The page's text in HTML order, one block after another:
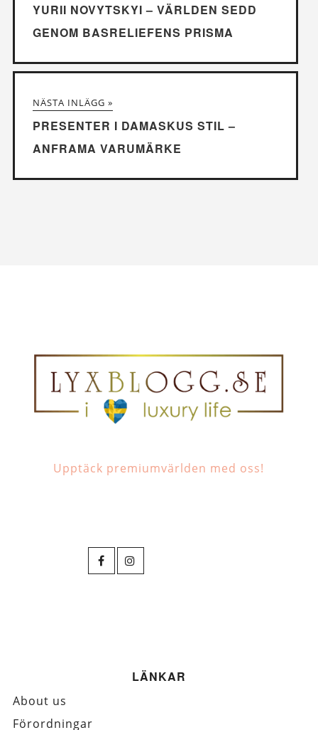
YURII NOVYTSKYI – VÄRLDEN SEDD
GENOM BASRELIEFENS PRISMA
NÄSTA INLÄGG »
PRESENTER I DAMASKUS STIL –
ANFRAMA VARUMÄRKE
Upptäck premiumvärlden med oss!
LÄNKAR
About us
Förordningar